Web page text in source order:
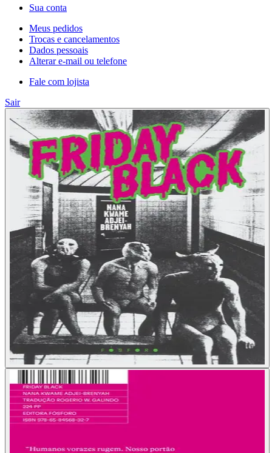
Sua conta
Meus pedidos
Trocas e cancelamentos
Dados pessoais
Alterar e-mail ou telefone
Fale com lojista
Sair